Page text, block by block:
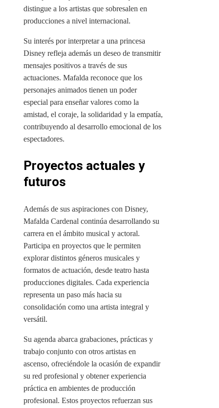
distingue a los artistas que sobresalen en
producciones a nivel internacional.
Su interés por interpretar a una princesa
Disney refleja además un deseo de transmitir
mensajes positivos a través de sus
actuaciones. Mafalda reconoce que los
personajes animados tienen un poder
especial para enseñar valores como la
amistad, el coraje, la solidaridad y la empatía,
contribuyendo al desarrollo emocional de los
espectadores.
Proyectos actuales y
futuros
Además de sus aspiraciones con Disney,
Mafalda Cardenal continúa desarrollando su
carrera en el ámbito musical y actoral.
Participa en proyectos que le permiten
explorar distintos géneros musicales y
formatos de actuación, desde teatro hasta
producciones digitales. Cada experiencia
representa un paso más hacia su
consolidación como una artista integral y
versátil.
Su agenda abarca grabaciones, prácticas y
trabajo conjunto con otros artistas en
ascenso, ofreciéndole la ocasión de expandir
su red profesional y obtener experiencia
práctica en ambientes de producción
profesional. Estos proyectos refuerzan sus